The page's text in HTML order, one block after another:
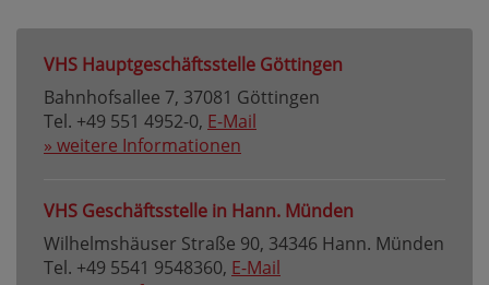
VHS Hauptgeschäftsstelle Göttingen
Bahnhofsallee 7, 37081 Göttingen
Tel. +49 551 4952-0, E-Mail
» weitere Informationen
VHS Geschäftsstelle in Hann. Münden
Wilhelmshäuser Straße 90, 34346 Hann. Münden
Tel. +49 5541 9548360, E-Mail